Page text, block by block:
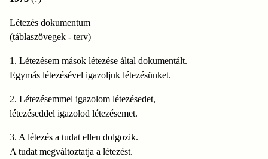
Létezés dokumentum
(táblaszövegek - terv)
1. Létezésem mások létezése által dokumentált.
Egymás létezésével igazoljuk létezésünket.
2. Létezésemmel igazolom létezésedet,
létezéseddel igazolod létezésemet.
3. A létezés a tudat ellen dolgozik.
A tudat megváltoztatja a létezést.